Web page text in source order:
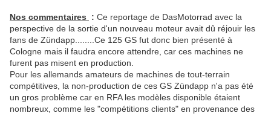
Nos commentaires : Ce reportage de DasMotorrad avec la
perspective de la sortie d'un nouveau moteur avait dû réjouir les
fans de Zündapp........Ce 125 GS fut donc bien présenté à
Cologne mais il faudra encore attendre, car ces machines ne
furent pas misent en production.
Pour les allemands amateurs de machines de tout-terrain
compétitives, la non-production de ces GS Zündapp n'a pas été
un gros problème car en RFA les modèles disponible étaient
nombreux, comme les "compétitions clients" en provenance des